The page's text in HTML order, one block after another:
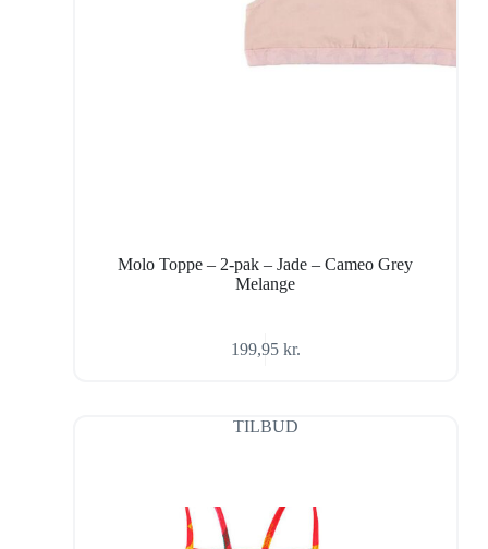
Molo Toppe – 2-pak – Jade – Cameo Grey
Melange
199,95 kr.
TILBUD